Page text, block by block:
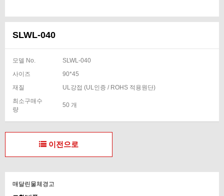
SLWL-040
모델 No.
SLWL-040
사이즈
90*45
재질
UL강접 (UL인증 / ROHS 적용원단)
최소구매수
량
50 개
이전으로
매달린물체경고